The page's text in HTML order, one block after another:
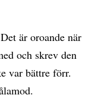
är oroande när
och skrev den
var bättre förr.